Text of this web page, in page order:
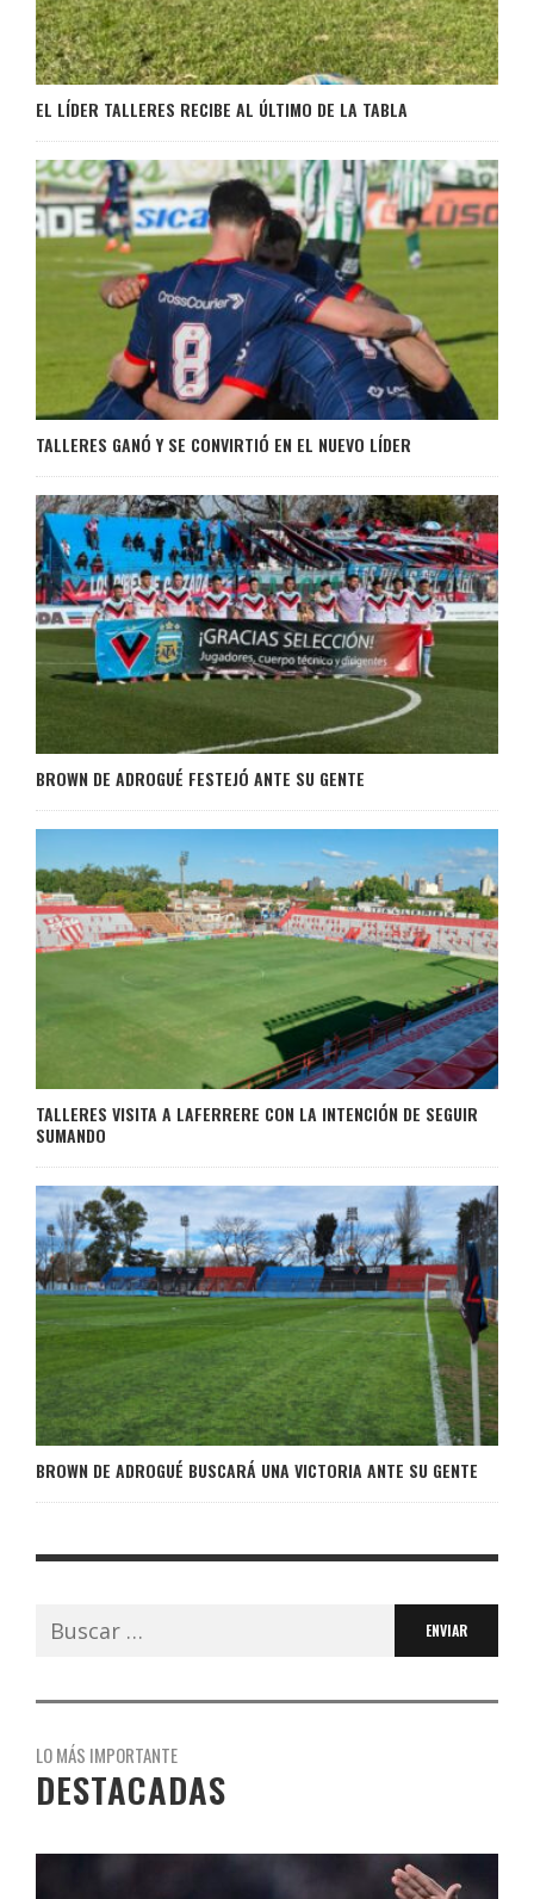
EL LÍDER TALLERES RECIBE AL ÚLTIMO DE LA TABLA
TALLERES GANÓ Y SE CONVIRTIÓ EN EL NUEVO LÍDER
BROWN DE ADROGUÉ FESTEJÓ ANTE SU GENTE
TALLERES VISITA A LAFERRERE CON LA INTENCIÓN DE SEGUIR
SUMANDO
BROWN DE ADROGUÉ BUSCARÁ UNA VICTORIA ANTE SU GENTE
Buscar:
LO MÁS IMPORTANTE
DESTACADAS